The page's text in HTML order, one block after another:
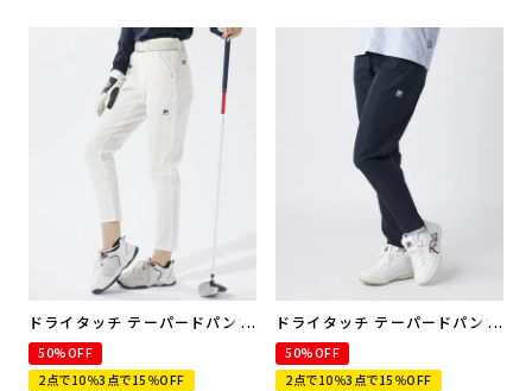
ドライタッチ テーパードパンツ
| 撥水加工・ストレッチ
50%OFF
2点で10％3点で15％OFF
ドライタッチ テーパードパンツ
| 撥水加工・ストレッチ
50%OFF
2点で10％3点で15％OFF